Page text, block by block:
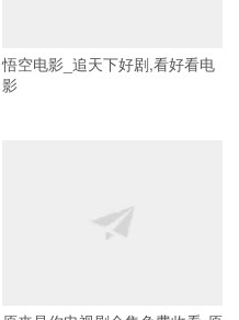
悟空电影_追天下好剧,看好看电
影